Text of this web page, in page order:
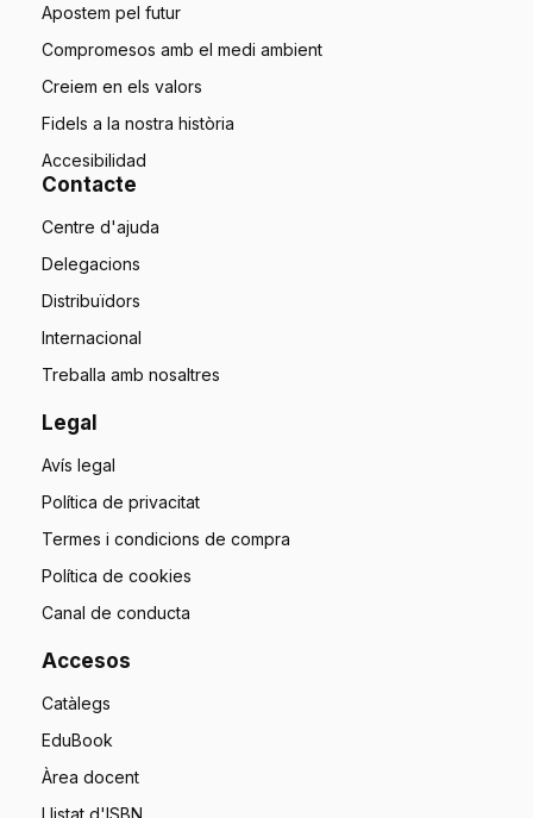
Apostem pel futur
Compromesos amb el medi ambient
Creiem en els valors
Fidels a la nostra història
Accesibilidad
Contacte
Centre d'ajuda
Delegacions
Distribuïdors
Internacional
Treballa amb nosaltres
Legal
Avís legal
Política de privacitat
Termes i condicions de compra
Política de cookies
Canal de conducta
Accesos
Catàlegs
EduBook
Àrea docent